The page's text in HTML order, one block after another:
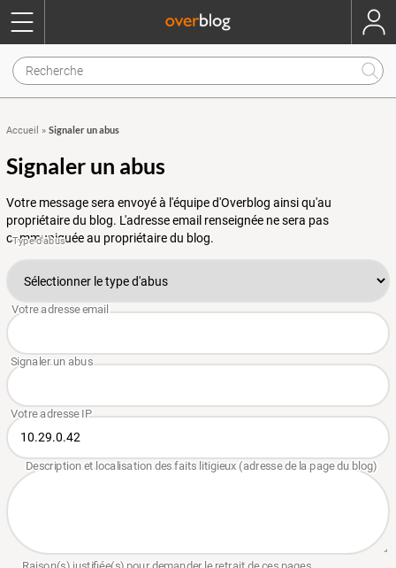
Accueil » Signaler un abus
Signaler un abus
Votre message sera envoyé à l'équipe d'Overblog ainsi qu'au
propriétaire du blog. L'adresse email renseignée ne sera pas
communiquée au propriétaire du blog.